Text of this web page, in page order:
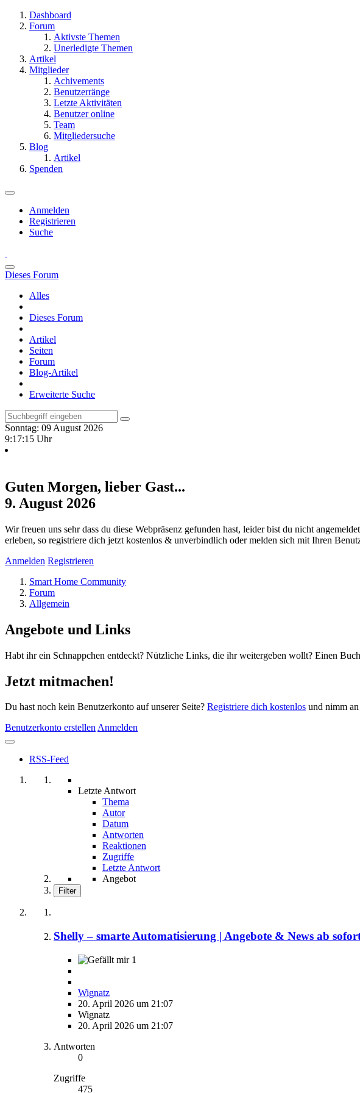
Dashboard
Forum
Aktivste Themen
Unerledigte Themen
Artikel
Mitglieder
Achivements
Benutzerränge
Letzte Aktivitäten
Benutzer online
Team
Mitgliedersuche
Blog
Artikel
Spenden
Anmelden
Registrieren
Suche
Dieses Forum
Alles
Dieses Forum
Artikel
Seiten
Forum
Blog-Artikel
Erweiterte Suche
Sonntag: 09 August 2026
9:17:16 Uhr
Guten Morgen, lieber Gast...
9. August 2026
Wir freuen uns sehr dass du diese Webpräsenz gefunden hast, leider bist du nicht
erleben, so registriere dich jetzt kostenlos & unverbindlich oder melden sich mit Ihren
Anmelden Registrieren
Smart Home Community
Forum
Allgemein
Angebote und Links
Habt ihr ein Schnappchen entdeckt? Nützliche Links, die ihr weitergeben wollt? Einen
Jetzt mitmachen!
Du hast noch kein Benutzerkonto auf unserer Seite? Registriere dich kostenlos und nimm
Benutzerkonto erstellenAnmelden
RSS-Feed
Letzte Antwort
Thema
Autor
Datum
Antworten
Reaktionen
Zugriffe
Letzte Antwort
Angebot
Filter
Shelly – smarte Automatisierung | Angebote & News ab
1
Wignatz
20. April 2026 um 21:07
Wignatz
20. April 2026 um 21:07
Antworten
0
Zugriffe
475